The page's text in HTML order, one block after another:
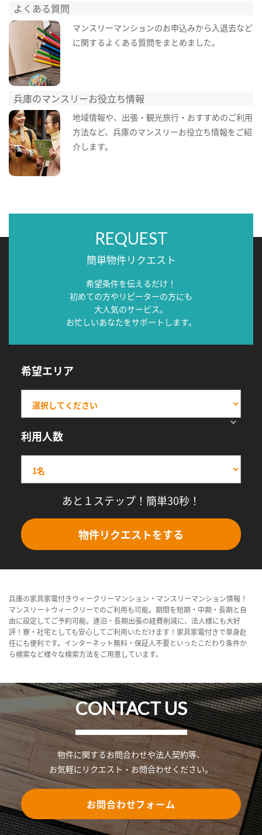
よくある質問
マンスリーマンションのお申込みから入退去など
に関するよくある質問をまとめました。
兵庫のマンスリーお役立ち情報
地域情報や、出張・観光旅行・おすすめのご利用
方法など、兵庫のマンスリーお役立ち情報をご紹
介します。
REQUEST
簡単物件リクエスト
希望条件を伝えるだけ！
初めての方やリピーターの方にも
大人気のサービス。
お忙しいあなたをサポートします。
希望エリア
利用人数
あと１ステップ！簡単30秒！
物件リクエストをする
兵庫の家具家電付きウィークリーマンション・マンスリーマンション情報！
マンスリー＋ウィークリーでのご利用も可能。期間を短期・中期・長期と自
由に設定してご予約可能。連泊・長期出張の経費削減に、法人様にも大好
評！寮・社宅としても安心してご利用いただけます！家具家電付きで単身赴
任にも便利です。インターネット無料・保証人不要といったこだわり条件か
ら検索など様々な検索方法をご用意しています。
CONTACT US
物件に関するお問合わせや法人契約等、
お気軽にリクエスト・お問合わせください。
お問合わせフォーム